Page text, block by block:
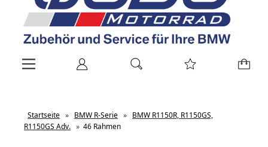
Startseite » BMW R-Serie » BMW R1150R, R1150GS,
R1150GS Adv. » 46 Rahmen